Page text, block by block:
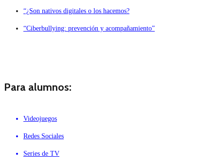
“¿Son nativos digitales o los hacemos?
“Ciberbullying: prevención y acompañamiento”
Para alumnos:
Videojuegos
Redes Sociales
Series de TV